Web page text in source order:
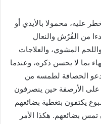
عليه، محمولا بالأيدي أو
من الفُرُش والنعال
واللحم المشوي، والعلاجات
بما لا يحسن ذكره، وعندما
الحصافة لطمسه من
على الأرصفة حين ينصرفون
يكتفون بتغطية بضائعهم
بضائعهم. هكذا الأمر